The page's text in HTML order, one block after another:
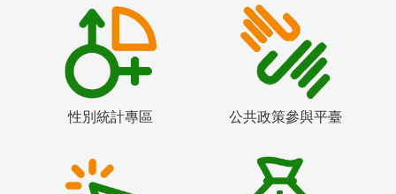
性別統計專區 公共政策參與平臺